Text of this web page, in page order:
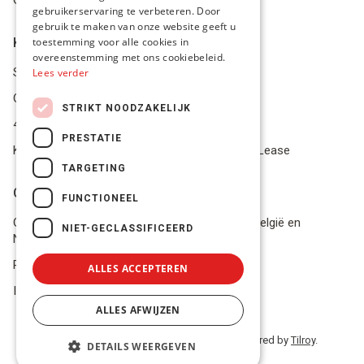
Klantenservice
Service Center
Onze winkel
4.9 op 5 gescoord op Trustpilot
Koop je materiaal op afbetaling met Pro Gear Lease
Onze beloftes
Gratis verzending naar jou thuis vanaf €49 in België en
Nederland
Razendsnel advies
In voorraad? Volgende werkdag geleverd!
© 2026 PRO GEAR - BE 0848 554 515 | Powered byTilroy.
ENGLISH
gebruikerservaring te verbeteren. Door
gebruik te maken van onze website geeft u
toestemming voor alle cookies in
overeenstemming met ons cookiebeleid.
Lees verder
STRIKT NOODZAKELIJK
PRESTATIE
TARGETING
FUNCTIONEEL
NIET-GECLASSIFICEERD
ALLES ACCEPTEREN
ALLES AFWIJZEN
DETAILS WEERGEVEN